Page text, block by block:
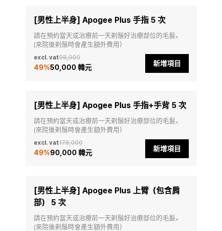
[男性上半身] Apogee Plus 手指 5 次
請在預約當天或治療前一天剃鬚好治療部位的毛髮。
(來院後剃鬚時會產生額外費用）
excl. vat98,000
49%50,000 韓元 新增項目
[男性上半身] Apogee Plus 手指+手背 5 次
請在預約當天或治療前一天剃鬚好治療部位的毛髮。
(來院後剃鬚時會產生額外費用）
excl. vat176,000
49%90,000 韓元 新增項目
[男性上半身] Apogee Plus 上臂（包含肩
部） 5 次
請在預約當天或治療前一天剃鬚好治療部位的毛髮。
(來院後剃鬚時會產生額外費用）